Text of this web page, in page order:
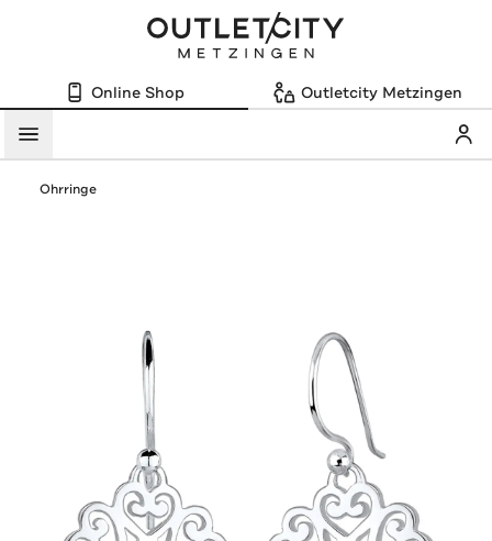
Online Shop Outletcity Metzingen
Menü
Ohrringe